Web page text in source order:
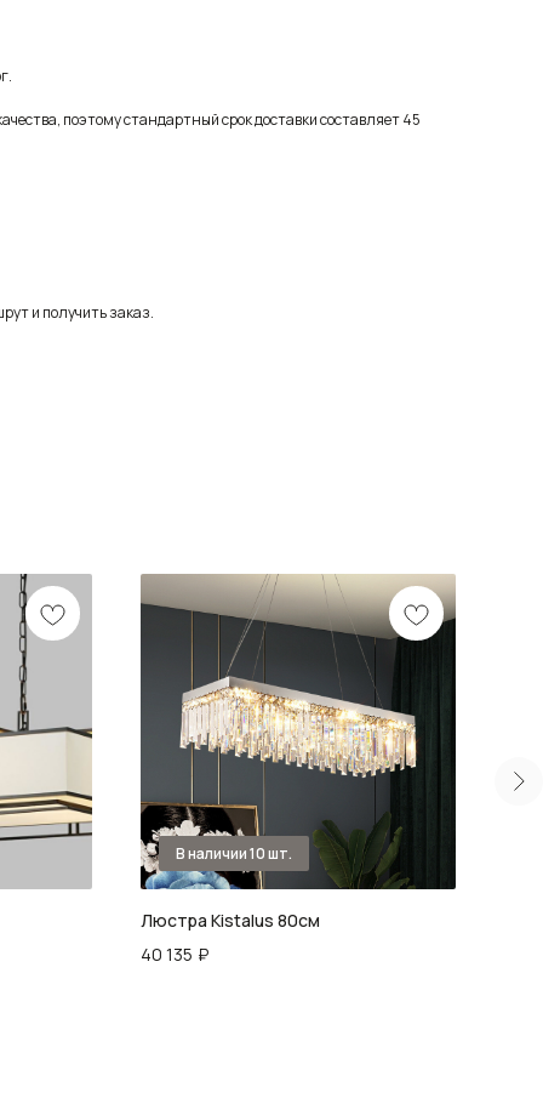
поэтому стандартный срок доставки составляет 45
и получить заказ.
Люстра Kistalus 80см
40 135 ₽